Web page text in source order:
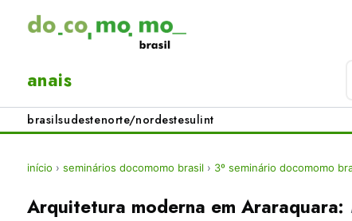
anais
brasilsudestenorte/nordestesulint
início › seminários docomomo brasil › 3º seminário docomomo
Arquitetura moderna em Araraquara: